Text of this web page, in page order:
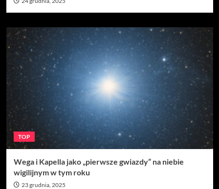
TOP
Wega i Kapella jako „pierwsze gwiazdy” na niebie
wigilijnym w tym roku
23 grudnia, 2025